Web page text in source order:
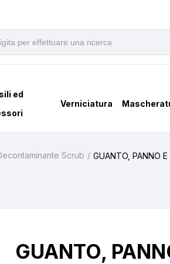
ed
Verniciatura
Scrub GUANTO, PANNO
GUANTO,